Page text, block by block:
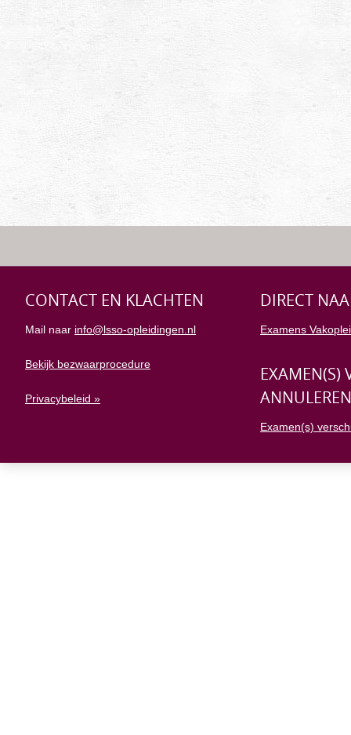
CONTACT EN KLACHTEN
Mail naar info@lsso-opleidingen.nl
Bekijk bezwaarprocedure
Privacybeleid »
DIRECT
Examens
EXAMEN(S)
ANNULEREN
Examen(s)